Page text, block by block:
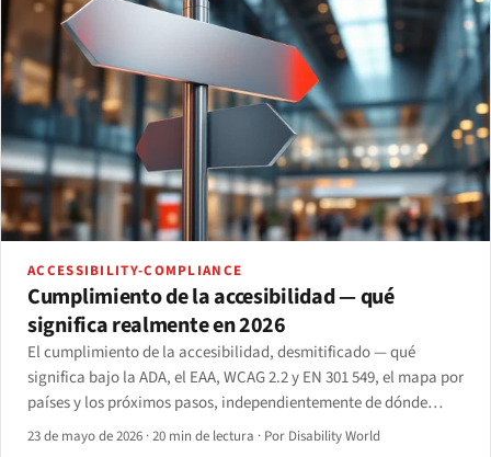
ACCESSIBILITY-COMPLIANCE
Cumplimiento de la accesibilidad — qué
significa realmente en 2026
El cumplimiento de la accesibilidad, desmitificado — qué
significa bajo la ADA, el EAA, WCAG 2.2 y EN 301 549, el mapa por
países y los próximos pasos, independientemente de dónde
opere.
23 de mayo de 2026 ·20 min de lectura · Por Disability World